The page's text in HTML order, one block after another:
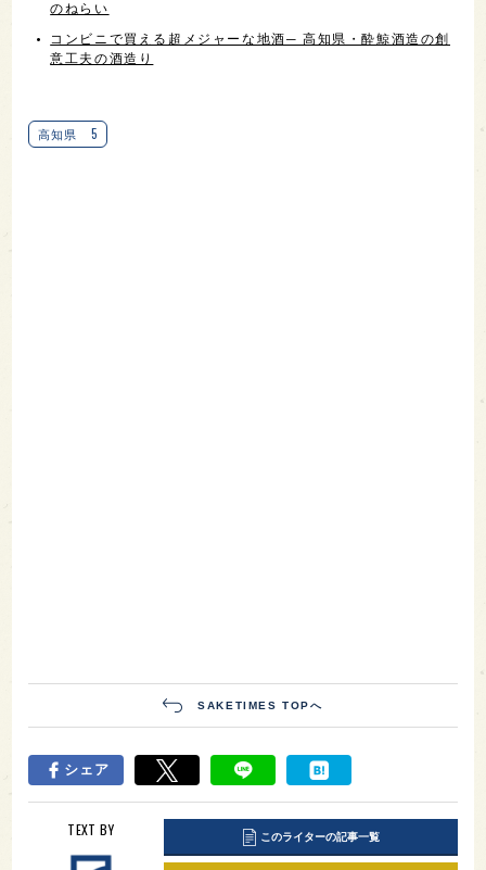
のねらい
コンビニで買える超メジャーな地酒─ 高知県・酔鯨酒造の創
意工夫の酒造り
高知県 5
SAKETIMES TOPへ
シェア
TEXT BY このライターの記事一覧